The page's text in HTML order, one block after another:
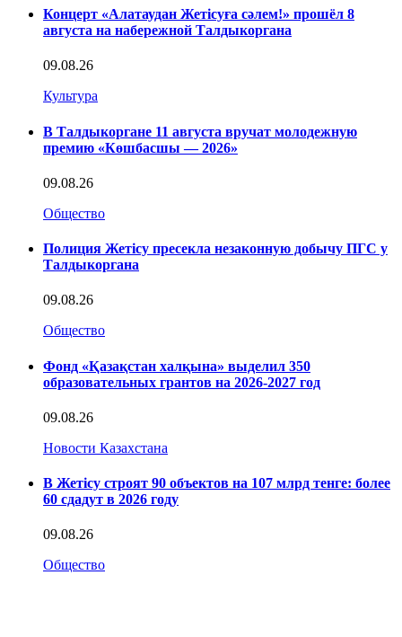
Концерт «Алатаудан Жетісуға сәлем!» прошёл 8
августа на набережной Талдыкоргана
09.08.26
Культура
В Талдыкоргане 11 августа вручат молодежную
премию «Көшбасшы — 2026»
09.08.26
Общество
Полиция Жетісу пресекла незаконную добычу ПГС у
Талдыкоргана
09.08.26
Общество
Фонд «Қазақстан халқына» выделил 350
образовательных грантов на 2026-2027 год
09.08.26
Новости Казахстана
В Жетісу строят 90 объектов на 107 млрд тенге: более
60 сдадут в 2026 году
09.08.26
Общество